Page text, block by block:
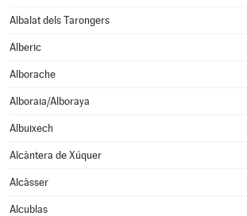
Albalat dels Tarongers
Alberic
Alborache
Alboraia/Alboraya
Albuixech
Alcàntera de Xúquer
Alcàsser
Alcublas